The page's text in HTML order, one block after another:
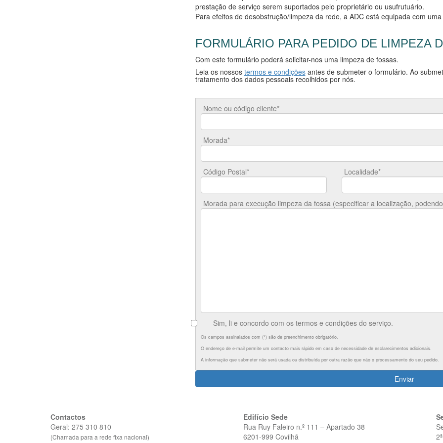
prestação de serviço serem suportados pelo proprietário ou usufrutuário.
Para efeitos de desobstrução/limpeza da rede, a ADC está equipada com
FORMULÁRIO PARA PEDIDO DE LIMPEZA
Com este formulário poderá solicitar-nos uma limpeza de fossas.
Leia os nossos termos e condiçõesantes de submeter o formulário. Ao
tratamento dos dados pessoais recolhidos por nós.
Nome ou código cliente*
Morada*
Código Postal* Localidade*
Morada para execução limpeza da fossa (especificar a localização,
Sim, li e concordo com os termos e condições do serviço.
Os campos assinalados com (*) são de preenchimento obrigatório.
O endereço de e-mail permite um contacto mais rápido em caso de necessidade de esclarecimentos adicionais.
A informação que submeter não será usada ou distribuída por outra razão que não o processamento do seu pedido.
Enviar
Contactos
Geral: 275 310 810
(Chamada para a rede fixa nacional)
Edifício Sede
Rua Ruy Faleiro n.º 111 – Apartado 38
6201-999 Covilhã